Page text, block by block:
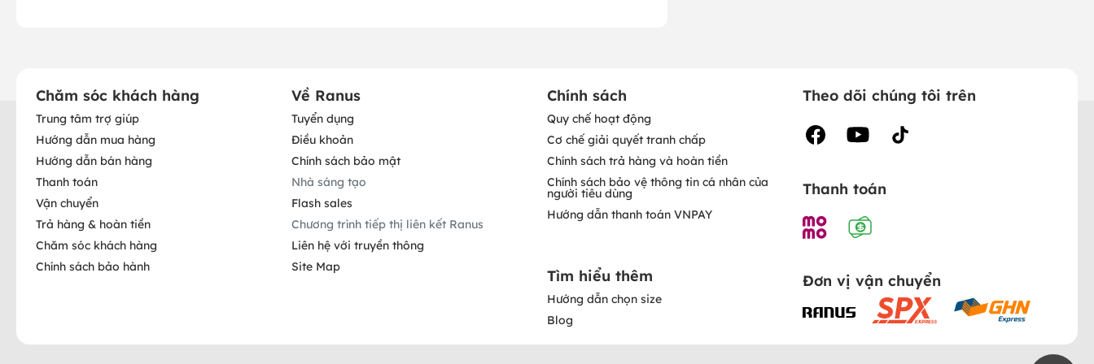
Chăm sóc khách hàng
Trung tâm trợ giúp
Hướng dẫn mua hàng
Hướng dẫn bán hàng
Thanh toán
Vận chuyển
Trả hàng & hoàn tiền
Chăm sóc khách hàng
Chính sách bảo hành
Về Ranus
Tuyển dụng
Điều khoản
Chính sách bảo mật
Nhà sáng tạo
Flash sales
Chương trình tiếp thị liên kết Ranus
Liên hệ với truyền thông
Site Map
Chính sách
Quy chế hoạt động
Cơ chế giải quyết tranh chấp
Chính sách trả hàng và hoàn tiền
Chính sách bảo vệ thông tin cá nhân của
người tiêu dùng
Hướng dẫn thanh toán VNPAY
Tìm hiểu thêm
Hướng dẫn chọn size
Blog
Theo dõi chúng tôi trên
Thanh toán
Đơn vị vận chuyển